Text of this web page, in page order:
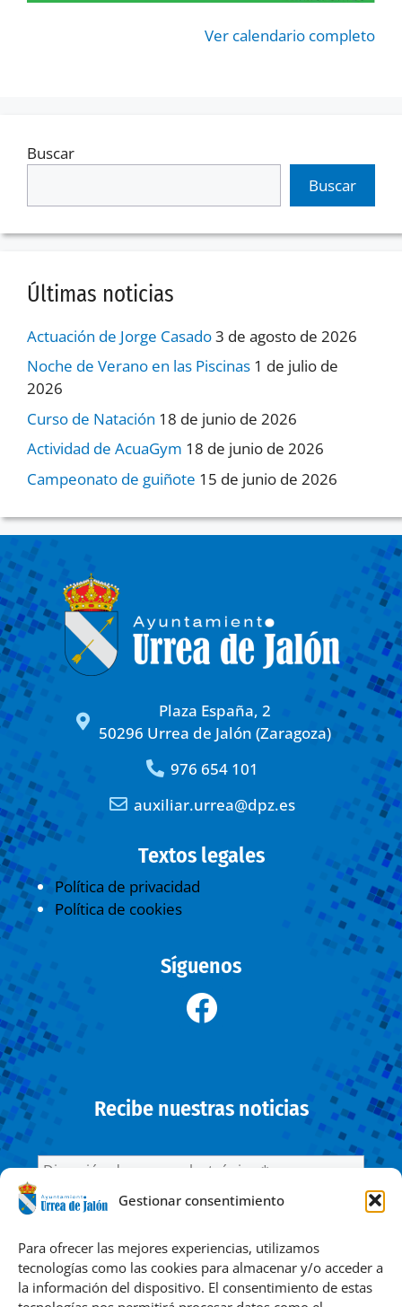
Gestionar consentimiento
Para ofrecer las mejores experiencias, utilizamos
tecnologías como las cookies para almacenar y/o acceder a
la información del dispositivo. El consentimiento de estas
Ver calendario completo
Buscar
Buscar
Últimas noticias
Actuación de Jorge Casado3 de agosto de 2026
Noche de Verano en las Piscinas 1 de julio de
2026
Curso de Natación 18 de junio de 2026
Actividad de AcuaGym 18 de junio de 2026
Campeonato de guiñote 15 de junio de 2026
Plaza España, 2
50296 Urrea de Jalón (Zaragoza)
976 654 101
auxiliar.urrea@dpz.es
Textos legales
Política de privacidad
Política de cookies
Síguenos
Recibe nuestras noticias
He leído y acepto la
Responsable » Ayuntamiento de Urrea de Jalón. / Finalidad »